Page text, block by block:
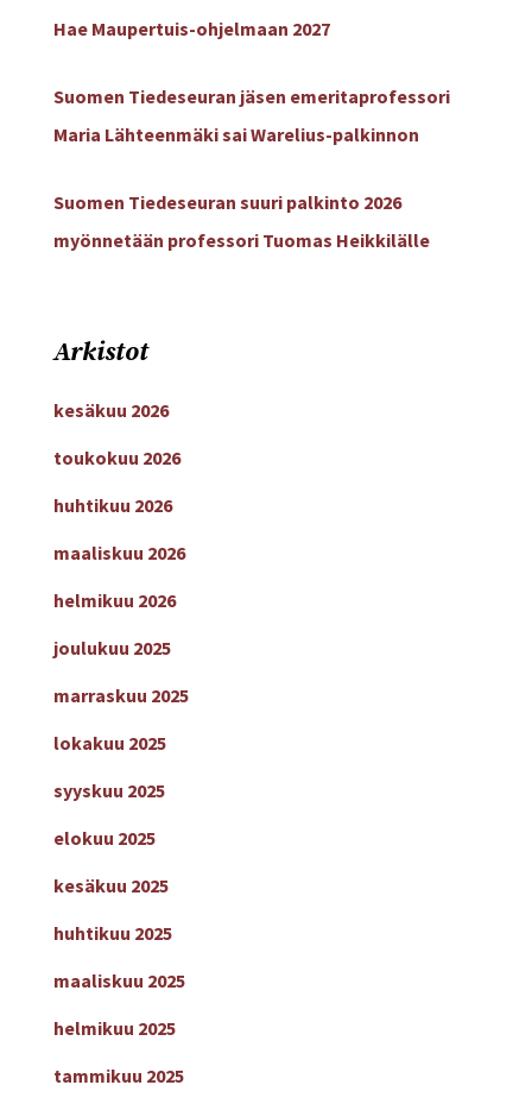
Hae Maupertuis-ohjelmaan 2027
Suomen Tiedeseuran jäsen emeritaprofessori
Maria Lähteenmäki sai Warelius-palkinnon
Suomen Tiedeseuran suuri palkinto 2026
myönnetään professori Tuomas Heikkilälle
Arkistot
kesäkuu 2026
toukokuu 2026
huhtikuu 2026
maaliskuu 2026
helmikuu 2026
joulukuu 2025
marraskuu 2025
lokakuu 2025
syyskuu 2025
elokuu 2025
kesäkuu 2025
huhtikuu 2025
maaliskuu 2025
helmikuu 2025
tammikuu 2025